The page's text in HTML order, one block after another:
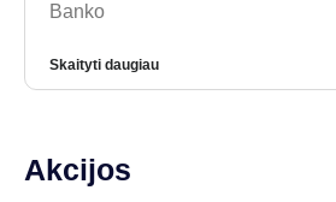
Banko
Skaityti daugiau
Akcijos